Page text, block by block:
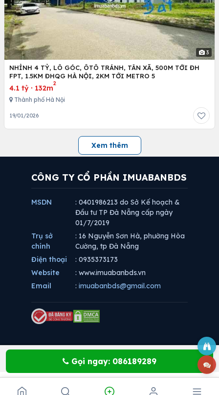
3
NHỈNH 4 TỶ, LÔ GÓC, ÔTÔ TRÁNH, TÂN XÃ, 500M TỚI ĐH
FPT, 1.5KM ĐHQG HÀ NỘI, 2KM TỚI METRO 5
4.1 tỷ · 132m
2
Thành phố Hà Nội
19/01/2026
Xem thêm
Gọi ngay: 086189289
CÔNG TY CỔ PHẦN IMUABANBDS
MSDN
: 0401986213 do Sở Kế hoạch &
Đầu tư TP Đà Nẵng cấp ngày
01/7/2019
Trụ sở
chính
: 16 Nguyễn Sơn Hà, phường Hòa
Cường, tp Đà Nẵng
Điện thoại
: 0935373173
Website
: www.imuabanbds.vn
Email
: imuabanbds@gmail.com